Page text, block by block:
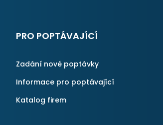
PRO POPTÁVAJÍCÍ
Zadání nové poptávky
Informace pro poptávající
Katalog firem